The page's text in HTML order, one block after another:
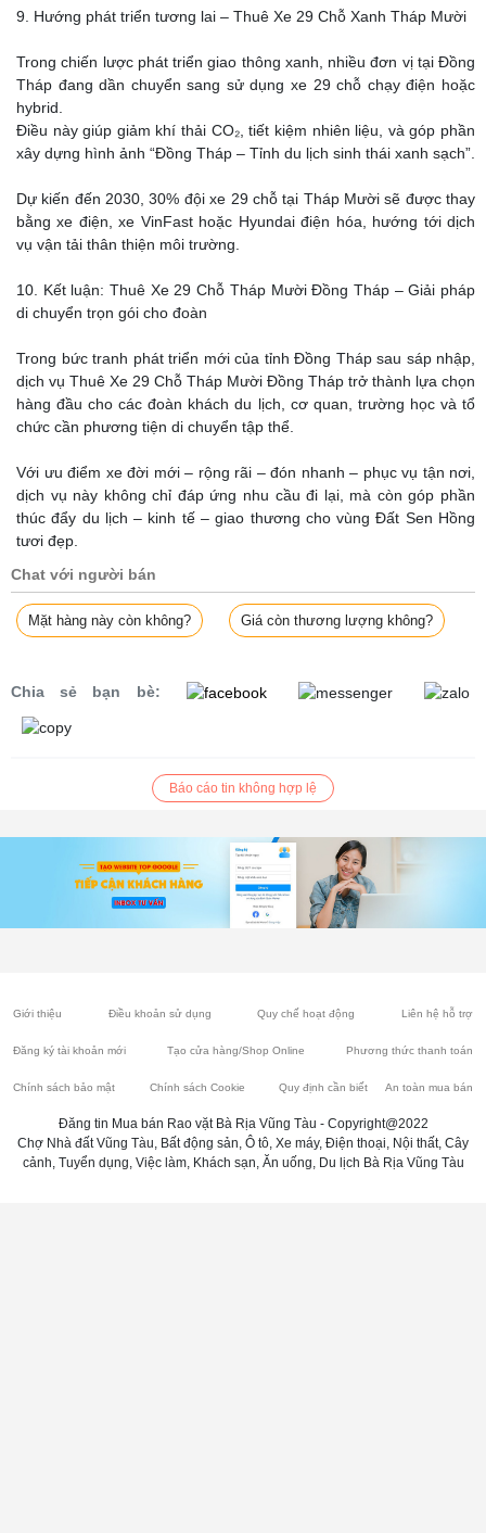
9. Hướng phát triển tương lai – Thuê Xe 29 Chỗ Xanh Tháp Mười
Trong chiến lược phát triển giao thông xanh, nhiều đơn vị tại Đồng
Tháp đang dần chuyển sang sử dụng xe 29 chỗ chạy điện hoặc
hybrid.
Điều này giúp giảm khí thải CO₂, tiết kiệm nhiên liệu, và góp phần
xây dựng hình ảnh “Đồng Tháp – Tỉnh du lịch sinh thái xanh sạch”.
Dự kiến đến 2030, 30% đội xe 29 chỗ tại Tháp Mười sẽ được thay
bằng xe điện, xe VinFast hoặc Hyundai điện hóa, hướng tới dịch
vụ vận tải thân thiện môi trường.
10. Kết luận: Thuê Xe 29 Chỗ Tháp Mười Đồng Tháp – Giải pháp
di chuyển trọn gói cho đoàn
Trong bức tranh phát triển mới của tỉnh Đồng Tháp sau sáp nhập,
dịch vụ Thuê Xe 29 Chỗ Tháp Mười Đồng Tháp trở thành lựa chọn
hàng đầu cho các đoàn khách du lịch, cơ quan, trường học và tổ
chức cần phương tiện di chuyển tập thể.
Với ưu điểm xe đời mới – rộng rãi – đón nhanh – phục vụ tận nơi,
dịch vụ này không chỉ đáp ứng nhu cầu đi lại, mà còn góp phần
thúc đẩy du lịch – kinh tế – giao thương cho vùng Đất Sen Hồng
tươi đẹp.
Chat với người bán
Mặt hàng này còn không? Giá còn thương lượng không?
Chia sẻ bạn bè:
Báo cáo tin không hợp lệ
Giới thiệu Điều khoản sử dụng Quy chế hoạt động Liên hệ hỗ trợ
Đăng ký tài khoản mới Tạo cửa hàng/Shop Online Phương thức thanh toán
Chính sách bảo mật Chính sách Cookie Quy định cần biết An toàn mua bán
Đăng tin Mua bán Rao vặt Bà Rịa Vũng Tàu - Copyright@2022
Chợ Nhà đất Vũng Tàu, Bất động sản, Ô tô, Xe máy, Điện thoại, Nội thất, Cây
cảnh, Tuyển dụng, Việc làm, Khách sạn, Ăn uống, Du lịch Bà Rịa Vũng Tàu